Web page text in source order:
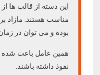
این دسته از قالب ها
مناسب هستند. مازاد
بوده و می توان در
همین عامل باعث شده
نفوذ داشته باشند.